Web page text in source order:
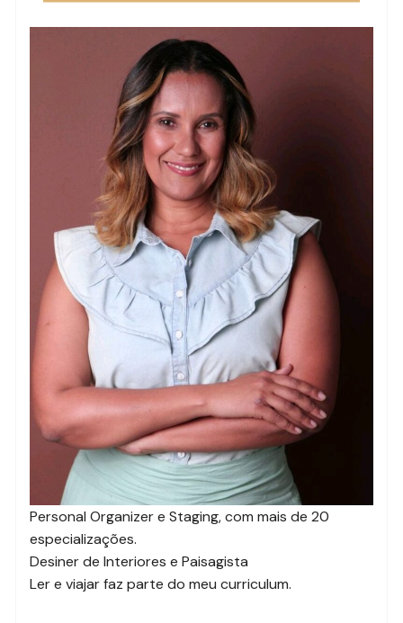
Personal Organizer e Staging, com mais de 20
especializações.
Desiner de Interiores e Paisagista
Ler e viajar faz parte do meu curriculum.